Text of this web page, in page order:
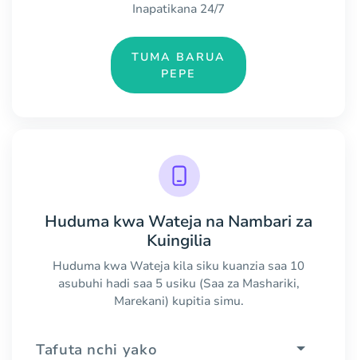
Inapatikana 24/7
TUMA BARUA
PEPE
Huduma kwa Wateja na Nambari za
Kuingilia
Huduma kwa Wateja kila siku kuanzia saa 10
asubuhi hadi saa 5 usiku (Saa za Mashariki,
Marekani) kupitia simu.
Tafuta nchi yako